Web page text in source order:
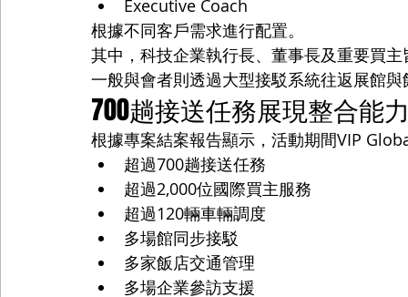
Executive Coach
根據不同客戶需求進行配置。
其中，科技企業執行長、董事長及重要買
一般與會者則透過大型接駁系統往返展館與
700趟接送任務展現整合能
根據專案結案報告顯示，活動期間VIP
超過700趟接送任務
超過2,000位國際買主服務
超過120輛車輛調度
多場館同步接駁
多家飯店交通管理
多場企業參訪支援